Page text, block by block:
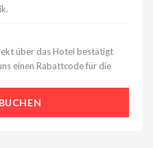
über das Hotel bestätigt
einen Rabattcode für die